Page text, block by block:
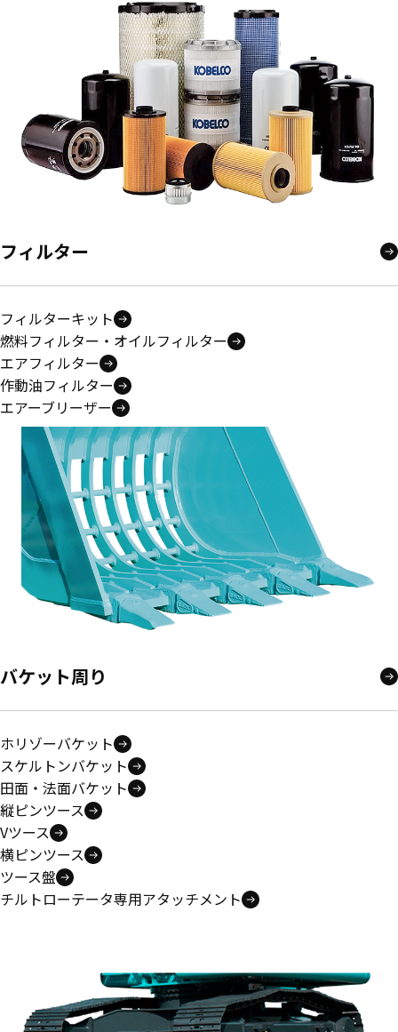
フィルター
フィルターキット
燃料フィルター・オイルフィルター
エアフィルター
作動油フィルター
エアーブリーザー
バケット周り
ホリゾーバケット
スケルトンバケット
田面・法面バケット
縦ピンツース
Vツース
横ピンツース
ツース盤
チルトローテータ専用アタッチメント